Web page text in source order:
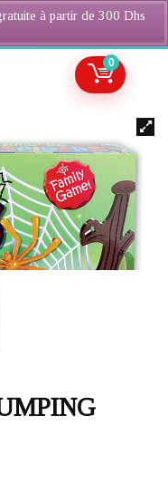
à partir de 300 Dhs
0